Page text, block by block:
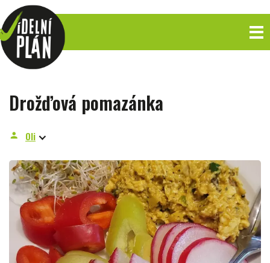
Drožďová pomazánka
person Oli